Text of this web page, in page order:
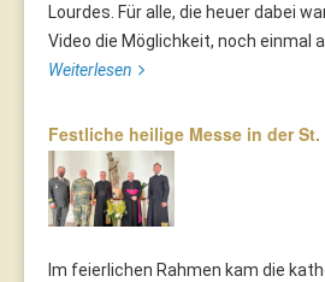
Lourdes. Für alle, die heuer dabei
Video die Möglichkeit, noch einmal
Weiterlesen
Festliche heilige Messe in der
Im feierlichen Rahmen kam die